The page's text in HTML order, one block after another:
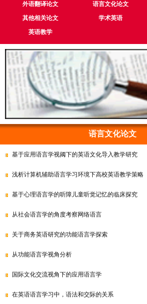
外语翻译论文 语言文化论文
其他相关论文
学术英语
英语教学
语言文化论文
基于应用语言学视阈下的英语文化导入教学研究
浅析计算机辅助语言学习环境下高校英语教学策略
基于心理语言学的听障儿童听觉记忆的临床探究
从社会语言学的角度考察网络语言
关于商务英语研究的功能语言学探索
从功能语言学视角分析
国际文化交流视角下的应用语言学
在英语语言学习中，语法和交际的关系